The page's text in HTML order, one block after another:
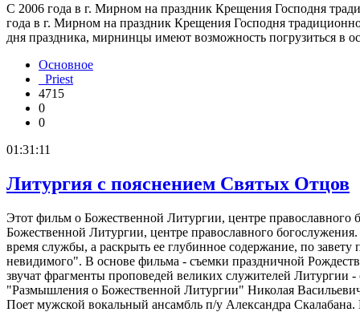
С 2006 года в г. Мирном на праздник Крещения Господня
года в г. Мирном на праздник Крещения Господня
дня праздника, мирнинцы имеют возможность погрузиться
Основное
Priest
4715
0
0
01:31:11
Литургия с пояснением Святых Отцов
Этот фильм о Божественной Литургии, центре православного
Божественной Литургии, центре православного
время службы, а раскрыть ее глубинное содержание, по
невидимого". В основе фильма - съемки праздничной
звучат фрагменты проповедей великих служителей Литургии
"Размышления о Божественной Литургии" Николая
Поет мужской вокальный ансамбль п/у Александра